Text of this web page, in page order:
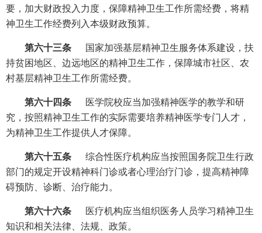
要，加大财政投入力度，保障精神卫生工作所需经费，将精
神卫生工作经费列入本级财政预算。
第六十三条
国家加强基层精神卫生服务体系建设，扶
持贫困地区、边远地区的精神卫生工作，保障城市社区、农
村基层精神卫生工作所需经费。
第六十四条
医学院校应当加强精神医学的教学和研
究，按照精神卫生工作的实际需要培养精神医学专门人才，
为精神卫生工作提供人才保障。
第六十五条
综合性医疗机构应当按照国务院卫生行政
部门的规定开设精神科门诊或者心理治疗门诊，提高精神障
碍预防、诊断、治疗能力。
第六十六条
医疗机构应当组织医务人员学习精神卫生
知识和相关法律、法规、政策。